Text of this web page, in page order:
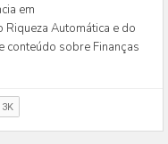
em
Automática e do
sobre Finanças